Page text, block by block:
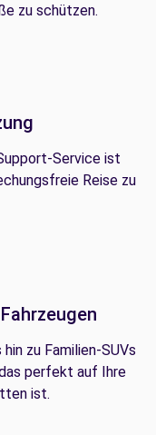
zu schützen.
Service ist
Reise zu
zu Familien-SUVs
perfekt auf Ihre
ist.